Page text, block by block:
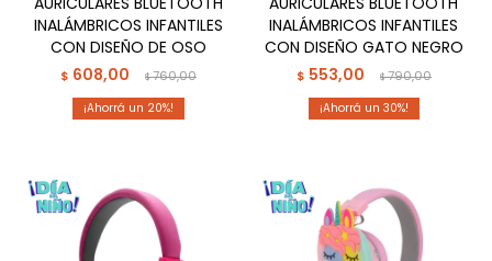
INALÁMBRICOS INFANTILES
CON DISEÑO DE OSO
$ 608,00 $760,00
20
INALÁMBRICOS INFANTILES
CON DISEÑO GATO NEGRO
$ 553,00 $790,00
30